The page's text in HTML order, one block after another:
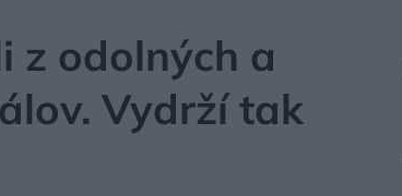
z odolných a
Vydrží tak